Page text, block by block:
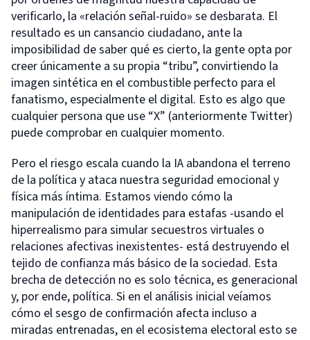
verificarlo, la «relación señal-ruido» se desbarata. El
resultado es un cansancio ciudadano, ante la
imposibilidad de saber qué es cierto, la gente opta por
creer únicamente a su propia “tribu”, convirtiendo la
imagen sintética en el combustible perfecto para el
fanatismo, especialmente el digital. Esto es algo que
cualquier persona que use “X” (anteriormente Twitter)
puede comprobar en cualquier momento.
Pero el riesgo escala cuando la IA abandona el terreno
de la política y ataca nuestra seguridad emocional y
física más íntima. Estamos viendo cómo la
manipulación de identidades para estafas -usando el
hiperrealismo para simular secuestros virtuales o
relaciones afectivas inexistentes- está destruyendo el
tejido de confianza más básico de la sociedad. Esta
brecha de detección no es solo técnica, es generacional
y, por ende, política. Si en el análisis inicial veíamos
cómo el sesgo de confirmación afecta incluso a
miradas entrenadas, en el ecosistema electoral esto se